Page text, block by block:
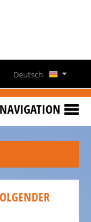
Deutsch
English
NAVIGATION